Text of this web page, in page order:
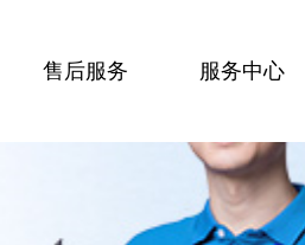
售后服务 服务中心